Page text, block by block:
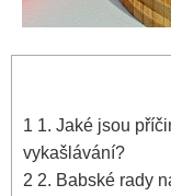
1 1. Jaké jsou
vykašlávání?
2 2.​ Babské rady